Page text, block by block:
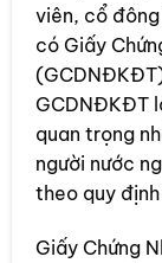
viên, cổ
có Giấy
GCDNĐKĐT
quan trọng
người nước
theo quy
Giấy Chứng